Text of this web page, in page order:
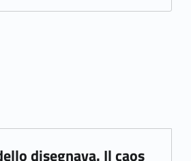
disegnava. Il caos